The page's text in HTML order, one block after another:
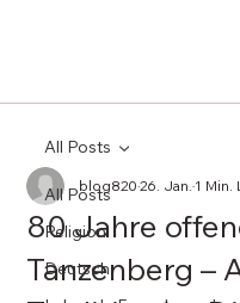
All Posts
Religion
Deutsch
All Posts
80 Jahre
Tanzenberg –
blog82026. Jan.1